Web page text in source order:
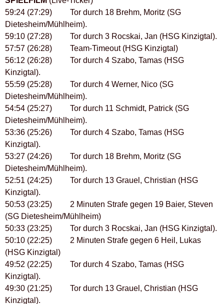
59:24 (27:29) Tor durch 18 Brehm, Moritz (SG
Dietesheim/Mühlheim).
59:10 (27:28) Tor durch 3 Rocskai, Jan (HSG Kinzigtal).
57:57 (26:28) Team-Timeout (HSG Kinzigtal)
56:12 (26:28) Tor durch 4 Szabo, Tamas (HSG
Kinzigtal).
55:59 (25:28) Tor durch 4 Werner, Nico (SG
Dietesheim/Mühlheim).
54:54 (25:27) Tor durch 11 Schmidt, Patrick (SG
Dietesheim/Mühlheim).
53:36 (25:26) Tor durch 4 Szabo, Tamas (HSG
Kinzigtal).
53:27 (24:26) Tor durch 18 Brehm, Moritz (SG
Dietesheim/Mühlheim).
52:51 (24:25) Tor durch 13 Grauel, Christian (HSG
Kinzigtal).
50:53 (23:25) 2 Minuten Strafe gegen 19 Baier, Steven
(SG Dietesheim/Mühlheim)
50:33 (23:25) Tor durch 3 Rocskai, Jan (HSG Kinzigtal).
50:10 (22:25) 2 Minuten Strafe gegen 6 Heil, Lukas
(HSG Kinzigtal)
49:52 (22:25) Tor durch 4 Szabo, Tamas (HSG
Kinzigtal).
49:30 (21:25) Tor durch 13 Grauel, Christian (HSG
Kinzigtal).